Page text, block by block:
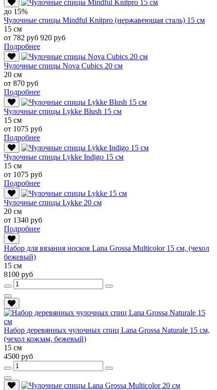
до 15%
Чулочные спицы Mindful Knitpro (нержавеющая сталь) 15 см
15 см
от 782 руб 920 руб
Подробнее
Чулочные спицы Nova Cubics 20 см
20 см
от 870 руб
Подробнее
Чулочные спицы Lykke Blush 15 см
15 см
от 1075 руб
Подробнее
Чулочные спицы Lykke Indigo 15 см
15 см
от 1075 руб
Подробнее
Чулочные спицы Lykke 20 см
20 см
от 1340 руб
Подробнее
Набор для вязания носков Lana Grossa Multicolor 15 см, (чехол
бежевый)
15 см
8100 руб
Набор деревянных чулочных спиц Lana Grossa Naturale 15 см,
(чехол кожзам, бежевый)
15 см
4500 руб